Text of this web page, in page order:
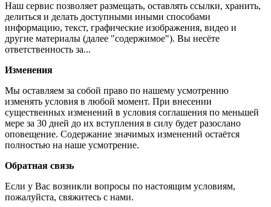
Наш сервис позволяет размещать, оставлять ссылки, хранить,
делиться и делать доступными иными способами
информацию, текст, графические изображения, видео и
другие материалы (далее "содержимое"). Вы несёте
ответственность за...
Изменения
Мы оставляем за собой право по нашему усмотрению
изменять условия в любой момент. При внесении
существенных изменений в условия соглашения по меньшей
мере за 30 дней до их вступления в силу будет разослано
оповещение. Содержание значимых изменений остаётся
полностью на наше усмотрение.
Обратная связь
Если у Вас возникли вопросы по настоящим условиям,
пожалуйста, свяжитесь с нами.